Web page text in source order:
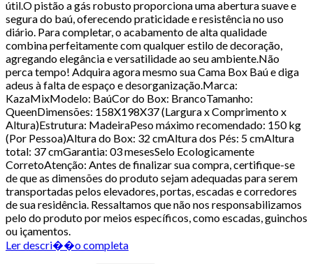
útil.O pistão a gás robusto proporciona uma abertura suave e
segura do baú, oferecendo praticidade e resistência no uso
diário. Para completar, o acabamento de alta qualidade
combina perfeitamente com qualquer estilo de decoração,
agregando elegância e versatilidade ao seu ambiente.Não
perca tempo! Adquira agora mesmo sua Cama Box Baú e diga
adeus à falta de espaço e desorganização.Marca:
KazaMixModelo: BaúCor do Box: BrancoTamanho:
QueenDimensões: 158X198X37 (Largura x Comprimento x
Altura)Estrutura: MadeiraPeso máximo recomendado: 150 kg
(Por Pessoa)Altura do Box: 32 cmAltura dos Pés: 5 cmAltura
total: 37 cmGarantia: 03 mesesSelo Ecologicamente
CorretoAtenção: Antes de finalizar sua compra, certifique-se
de que as dimensões do produto sejam adequadas para serem
transportadas pelos elevadores, portas, escadas e corredores
de sua residência. Ressaltamos que não nos responsabilizamos
pelo do produto por meios específicos, como escadas, guinchos
ou içamentos.
Ler descri��o completa